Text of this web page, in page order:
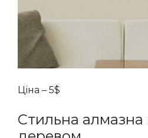
Ціна – 5$
Стильна